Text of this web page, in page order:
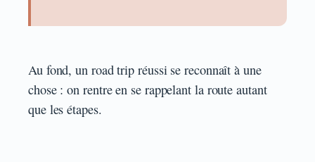
Au fond, un road trip réussi se reconnaît à une
chose : on rentre en se rappelant la route autant
que les étapes.